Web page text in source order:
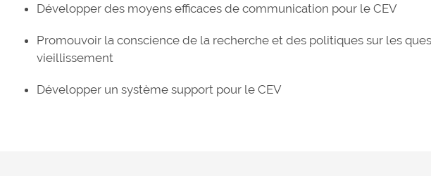
Développer des moyens efficaces de communication pour le CEV
Promouvoir la conscience de la recherche et des politiques sur les
vieillissement
Développer un système support pour le CEV